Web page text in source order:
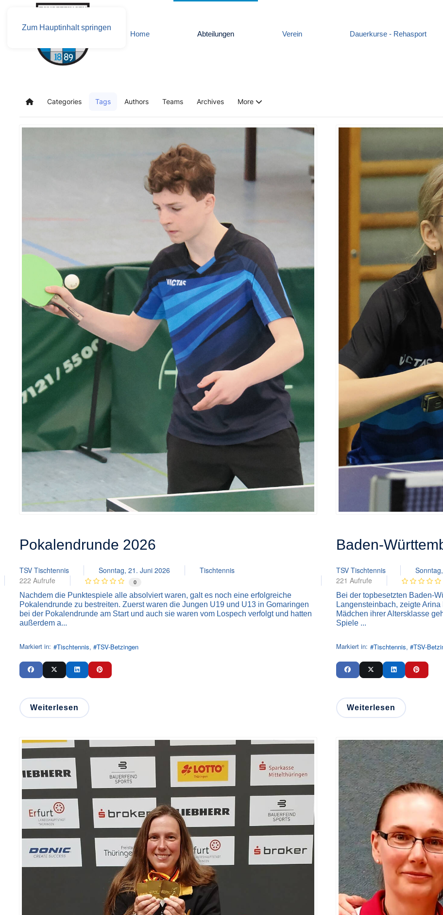
Zum Hauptinhalt springen
Home Abteilungen Verein Dauerkurse - Rehasport
Home Categories Tags Authors Teams Archives More
Pokalendrunde 2026
TSV Tischtennis Sonntag, 21. Juni 2026
Tischtennis
222 Aufrufe
0
Nachdem die Punktespiele alle absolviert waren, galt es noch eine erfolgreiche
Pokalendrunde zu bestreiten. Zuerst waren die Jungen U19 und U13 in Gomaringen
bei der Pokalendrunde am Start und auch sie waren vom Lospech verfolgt und hatten
außerdem a...
Markiert in: Tischtennis TSV-Betzingen
Weiterlesen
Baden-
TSV Tischtennis
221 Aufrufe
Bei der topbesetzten Baden-
Langensteinbach, zeigte
Mädchen ihrer Altersklasse
Spiele ...
Markiert in: Tischtennis TSV-
Weiterlesen